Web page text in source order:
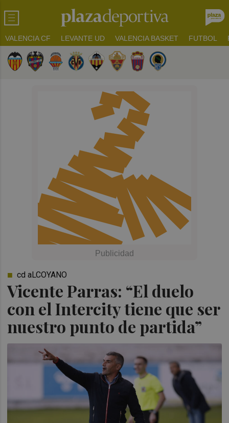
VALENCIA CF LEVANTE UD VALENCIA BASKET FUTBOL
Vicente Parras: “El duelo
con el Intercity tiene que ser
nuestro punto de partida”
cd aLCOYANO